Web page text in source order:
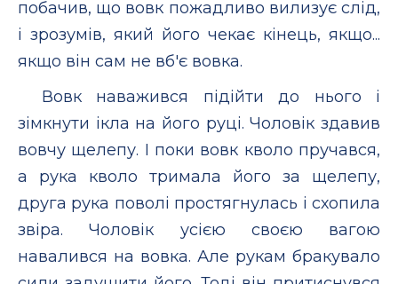
побачив, що вовк пожадливо вилизує слід,
і зрозумів, який його чекає кінець, якщо...
якщо він сам не вб'є вовка.
Вовк наважився підійти до нього і
зімкнути ікла на його руці. Чоловік здавив
вовчу щелепу. I поки вовк кволо пручався,
а рука кволо тримала його за щелепу,
друга рука поволі простягнулась і схопила
звіра. Чоловік усією своєю вагою
навалився на вовка. Але рукам бракувало